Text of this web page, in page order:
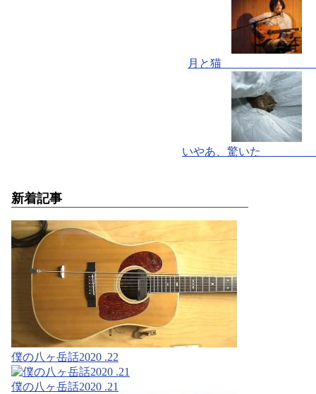
月と猫
いやあ、驚いた
新着記事
僕の八ヶ岳話2020 .22
僕の八ヶ岳話2020 .21